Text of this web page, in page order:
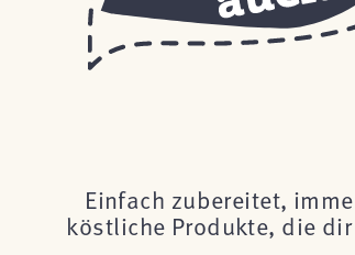
Einfach zubereitet,
köstliche Produkte, die